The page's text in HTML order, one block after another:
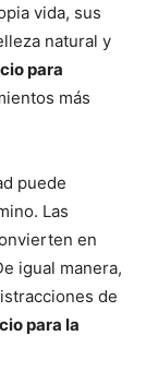
vida, sus
natural y
para
más
puede
Las
en
igual manera,
de
para la